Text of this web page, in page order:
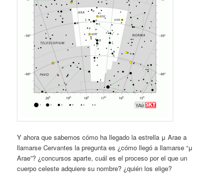
Y ahora que sabemos cómo ha llegado la estrella μ Arae a
llamarse Cervantes la pregunta es ¿cómo llegó a llamarse “μ
Arae”? ¿concursos aparte, cuál es el proceso por el que un
cuerpo celeste adquiere su nombre? ¿quién los elige?